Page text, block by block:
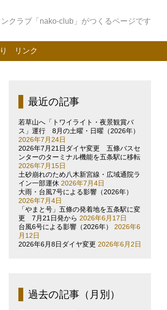
クラブ「nako-club」がつくるページです
リンク
最近の記事
若草山へ「トワイライト・夜景観賞バ
ス」運行 8月の土曜・日曜（2026年）
2026年7月24日
2026年7月21日ダイヤ変更 五條バスセ
ンターのターミナル機能を五条駅に移転
2026年7月15日
土砂崩れのため八木新宮線・広域通院ラ
イン一部運休 2026年7月4日
大雨・台風7号による影響（2026年）
2026年7月4日
「やまと号」五條の発着地を五条駅に変
更 7月21日発から 2026年6月17日
台風6号による影響（2026年）
2026年6
月12日
2026年6月8日ダイヤ変更 2026年6月2日
過去の記事（月別）